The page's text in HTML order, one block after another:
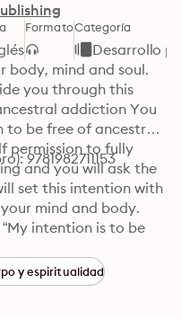
FormatoCategoría
Desarrollo
body, mind and soul.
you through this
addiction You
to be free of ancestral
permission to fully
and you will ask the
set this intention with
mind and body.
intention is to be
have to know
surrender to the
relax and trust the
9781982711153
y espiritualidad